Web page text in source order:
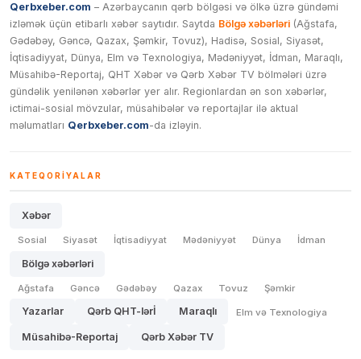
Qerbxeber.com – Azərbaycanın qərb bölgəsi və ölkə üzrə gündəmi
izləmək üçün etibarlı xəbər saytıdır. Saytda Bölgə xəbərləri (Ağstafa,
Gədəbəy, Gəncə, Qazax, Şəmkir, Tovuz), Hadisə, Sosial, Siyasət,
İqtisadiyyat, Dünya, Elm və Texnologiya, Mədəniyyət, İdman, Maraqlı,
Müsahibə-Reportaj, QHT Xəbər və Qərb Xəbər TV bölmələri üzrə
gündəlik yenilənən xəbərlər yer alır. Regionlardan ən son xəbərlər,
ictimai-sosial mövzular, müsahibələr və reportajlar ilə aktual
məlumatları Qerbxeber.com-da izləyin.
KATEQORIYALAR
Xəbər
Sosial Siyasət İqtisadiyyat Mədəniyyət Dünya İdman
Bölgə xəbərləri
Ağstafa Gəncə Gədəbəy Qazax Tovuz Şəmkir
Yazarlar Qərb QHT-lərİ Maraqlı Elm və Texnologiya
Müsahibə-Reportaj Qərb Xəbər TV